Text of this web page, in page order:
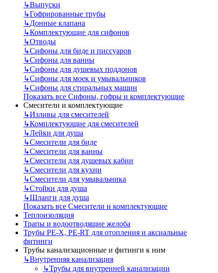
↳Выпуски
↳Гофрированные трубы
↳Донные клапана
↳Комплектующие для сифонов
↳Отводы
↳Сифоны для биде и писсуаров
↳Сифоны для ванны
↳Сифоны для душевых поддонов
↳Сифоны для моек и умывальников
↳Сифоны для стиральных машин
Показать все Сифоны, гофры и комплектующие
Смесители и комплектующие
↳Изливы для смесителей
↳Комплектующие для смесителей
↳Лейки для душа
↳Смесители для биде
↳Смесители для ванны
↳Смесители для душевых кабин
↳Смесители для кухни
↳Смесители для умывальника
↳Стойки для душа
↳Шланги для душа
Показать все Смесители и комплектующие
Теплоизоляция
Трапы и водоотводящие желоба
Трубы PE-X, PE-RT для отопления и аксиальные
фитинги
Трубы канализационные и фитинги к ним
↳Внутренняя канализация
↳Трубы для внутренней канализации